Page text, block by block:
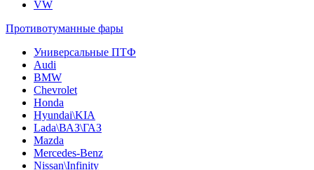
VW
Противотуманные фары
Универсальные ПТФ
Audi
BMW
Chevrolet
Honda
Hyundai\KIA
Lada\ВАЗ\ГАЗ
Mazda
Mercedes-Benz
Nissan\Infinity